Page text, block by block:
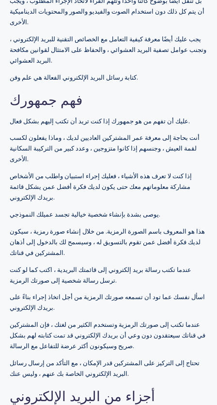
أن يتم كل ذلك دون استخدام الصوت والفيديو والصور والمحتويات الديناميكية
الأخرى.
يجب عليك أيضًا معرفة كيفية التعامل مع الخصائص التقنية للبريد الإلكتروني ،
وتجنب عوامل تصفية البريد العشوائي ، والحفاظ على الامتثال لقوانين مكافحة
البريد العشوائي.
كتابة رسائل البريد الإلكتروني الفعالة هي علم وفن.
فهم جمهورك
عليك أن تفهم من هو جمهورك إذا كنت تريد أن تكتب إليهم بشكل فعال.
أنت بحاجة إلى معرفة عمر المشتركين العاديين لديك ، وماذا يفعلون لكسب
لقمة العيش ، وجنسهم إذا كانوا متزوجين ، وعدد كبير من التركيبة السكانية
الأخرى.
إذا كنت لا تعرف هذه الأشياء ، فعليك إجراء استبيان واطلب من الأشخاص
مشاركة معلوماتهم معك حتى يكون لديك فكرة أفضل عمن يشكل قائمة
بريدك الإلكتروني.
يوصى بشدة بإنشاء شخصية خيالية تجسد عميلك النموذجي.
هذا هو المعروف باسم الصورة الرمزية. من خلال إنشاء صورة رمزية ، سيكون
لديك فكرة أفضل عمن تقوم بالتسويق له ، وسيسمح لك بالدخول إلى أذهان
المشتركين في قناتك.
عندما تكتب رسالة بريد إلكتروني إلى قائمتك البريدية ، اكتب كما لو كنت
ترسل رسالة شخصية إلى صورتك الرمزية.
اسأل نفسك عما تود أن تسمعه صورتك الرمزية من أجل اتخاذ إجراء بناءً على
بريدك الإلكتروني.
عندما تكتب إلى صورتك الرمزية وتستخدم الكثير من لغتك ، فإن المشتركين
في قناتك سيعتقدون دون وعي أن بريدك الإلكتروني قد تمت كتابته لهم بشكل
صريح وسيكونون أكثر عرضة للتفاعل مع الرسالة.
تحتاج إلى التركيز على المشتركين قدر الإمكان ، مع التأكد من إرسال رسائل
البريد الإلكتروني الخاصة بك عنهم ، وليس عنك.
أجزاء من البريد الإلكتروني